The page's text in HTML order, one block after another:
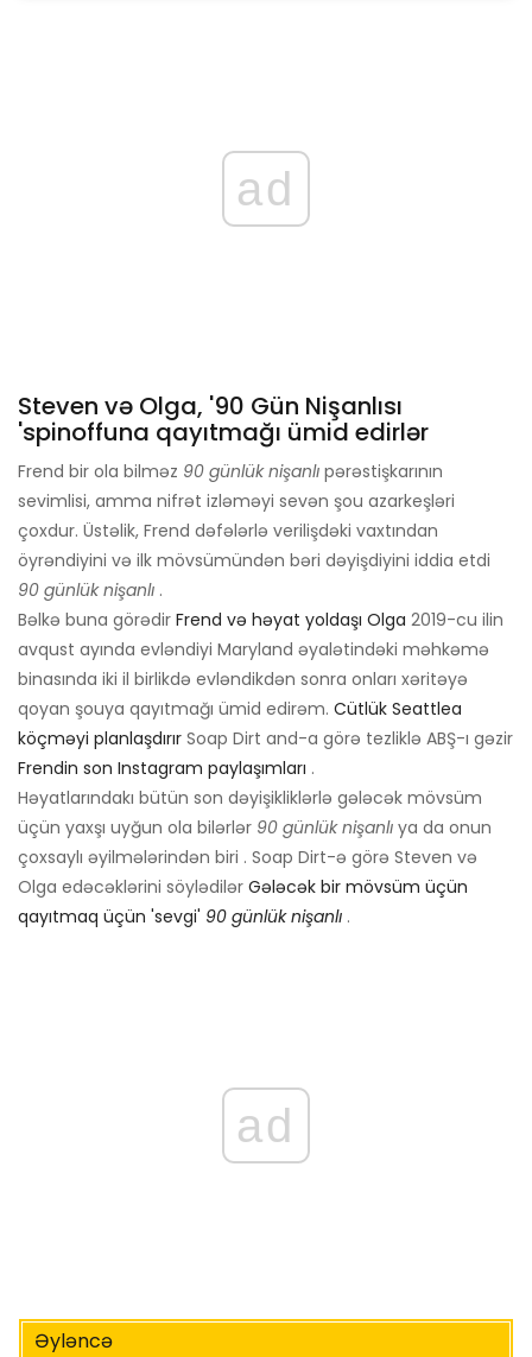
ad
Steven və Olga, '90 Gün Nişanlısı
'spinoffuna qayıtmağı ümid edirlər
Frend bir ola bilməz 90 günlük nişanlı pərəstişkarının
sevimlisi, amma nifrət izləməyi sevən şou azarkeşləri
çoxdur. Üstəlik, Frend dəfələrlə verilişdəki vaxtından
öyrəndiyini və ilk mövsümündən bəri dəyişdiyini iddia etdi
90 günlük nişanlı .
Bəlkə buna görədir Frend və həyat yoldaşı Olga 2019-cu ilin
avqust ayında evləndiyi Maryland əyalətindəki məhkəmə
binasında iki il birlikdə evləndikdən sonra onları xəritəyə
qoyan şouya qayıtmağı ümid edirəm. Cütlük Seattlea
köçməyi planlaşdırır Soap Dirt and-a görə tezliklə ABŞ-ı gəzir
Frendin son Instagram paylaşımları .
Həyatlarındakı bütün son dəyişikliklərlə gələcək mövsüm
üçün yaxşı uyğun ola bilərlər 90 günlük nişanlı ya da onun
çoxsaylı əyilmələrindən biri . Soap Dirt-ə görə Steven və
Olga edəcəklərini söylədilər Gələcək bir mövsüm üçün
qayıtmaq üçün 'sevgi' 90 günlük nişanlı .
ad
Əyləncə